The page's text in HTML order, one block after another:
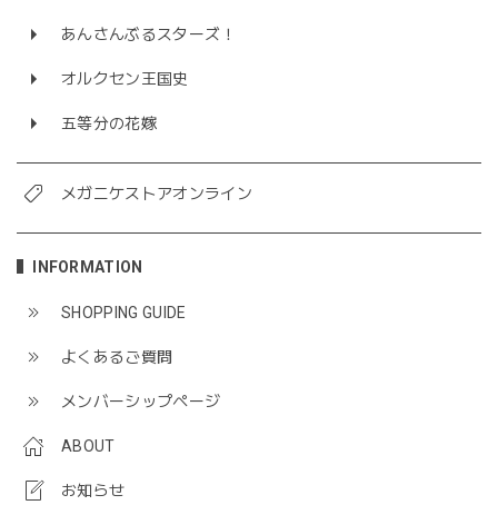
あんさんぶるスターズ！
オルクセン王国史
五等分の花嫁
メガニケストアオンライン
INFORMATION
SHOPPING GUIDE
よくあるご質問
メンバーシップページ
ABOUT
お知らせ